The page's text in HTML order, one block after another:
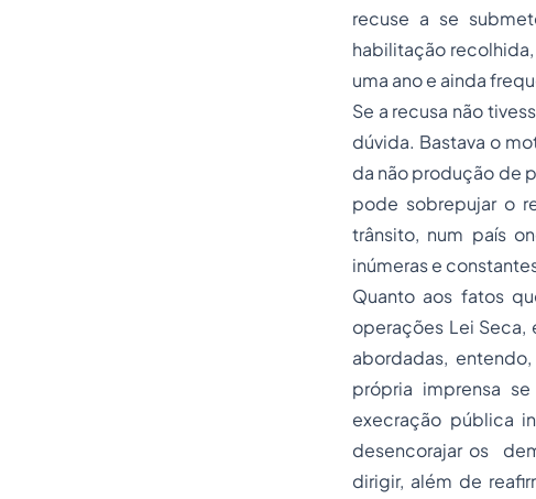
recuse a se
habilitação
uma ano e ainda
Se a recusa não
dúvida. Bastava o
da não produção de
pode sobrepujar o
trânsito, num país
inúmeras e
Quanto aos fatos
operações Lei
abordadas,
própria imprensa
execração pública
desencorajar os
dirigir, além de